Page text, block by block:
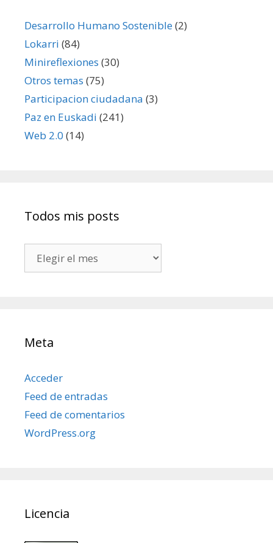
Desarrollo Humano Sostenible(2)
Lokarri (84)
Minireflexiones (30)
Otros temas (75)
Participacion ciudadana (3)
Paz en Euskadi (241)
Web 2.0 (14)
Todos mis posts
mis
Meta
Acceder
Feed de entradas
Feed de comentarios
WordPress.org
Licencia